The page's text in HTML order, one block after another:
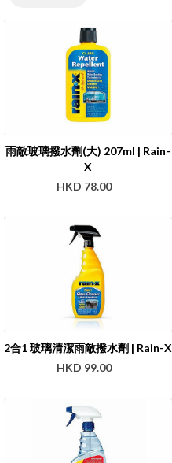
雨敵玻璃撥水劑(大) 207ml | Rain-
X
HKD 78.00
2合1 玻璃清潔雨敵撥水劑 | Rain-X
HKD 99.00